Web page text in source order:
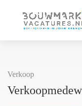
Verkoop